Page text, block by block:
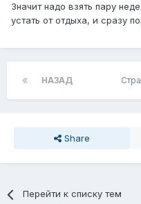
Значит надо взять пару
устать от отдыха, и сразу
НАЗАД
Share
Перейти к списку тем